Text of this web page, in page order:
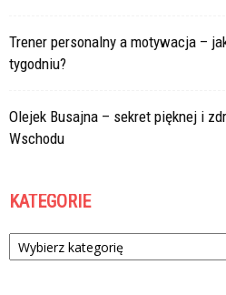
Trener personalny a motywacja –
tygodniu?
Olejek Busajna – sekret pięknej i
Wschodu
KATEGORIE
Kategorie